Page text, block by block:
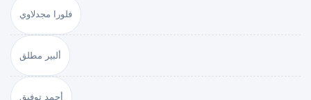
فلورا مجدلاوي
ألبير مطلق
أحمد توفيق